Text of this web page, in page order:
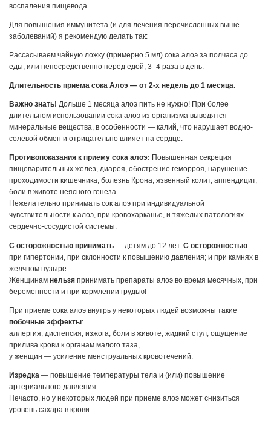
воспаления пищевода.
Для повышения иммунитета (и для лечения перечисленных выше
заболеваний) я рекомендую делать так:
Рассасываем чайную ложку (примерно 5 мл) сока алоэ за полчаса до
еды, или непосредственно перед едой, 3–4 раза в день.
Длительность приема сока Алоэ — от 2-х недель до 1 месяца.
Важно знать! Дольше 1 месяца алоэ пить не нужно! При более
длительном использовании сока алоэ из организма выводятся
минеральные вещества, в особенности — калий, что нарушает водно-
солевой обмен и отрицательно влияет на сердце.
Противопоказания к приему сока алоэ: Повышенная секреция
пищеварительных желез, диарея, обострение геморроя, нарушение
проходимости кишечника, болезнь Крона, язвенный колит, аппендицит,
боли в животе неясного генеза.
Нежелательно принимать сок алоэ при индивидуальной
чувствительности к алоэ, при кровохарканье, и тяжелых патологиях
сердечно-сосудистой системы.
С осторожностью принимать — детям до 12 лет. С осторожностью —
при гипертонии, при склонности к повышению давления; и при камнях в
желчном пузыре.
Женщинам нельзя принимать препараты алоэ во время месячных, при
беременности и при кормлении грудью!
При приеме сока алоэ внутрь у некоторых людей возможны такие
побочные эффекты:
аллергия, диспепсия, изжога, боли в животе, жидкий стул, ощущение
прилива крови к органам малого таза,
у женщин — усиление менструальных кровотечений.
Изредка — повышение температуры тела и (или) повышение
артериального давления.
Нечасто, но у некоторых людей при приеме алоэ может снизиться
уровень сахара в крови.